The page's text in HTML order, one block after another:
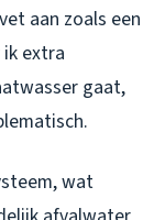
aan zoals een
extra
gaat,
wat